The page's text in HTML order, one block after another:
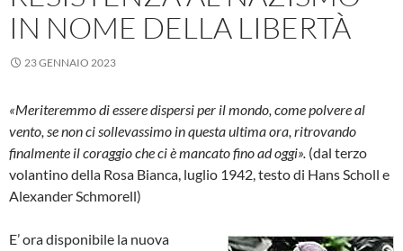
IN NOME DELLA LIBERTÀ
23 GENNAIO 2023
«Meriteremmo di essere dispersi per il mondo, come polvere al
vento, se non ci sollevassimo in questa ultima ora, ritrovando
finalmente il coraggio che ci è mancato fino ad oggi». (dal terzo
volantino della Rosa Bianca, luglio 1942, testo di Hans Scholl e
Alexander Schmorell)
E’ ora disponibile la nuova